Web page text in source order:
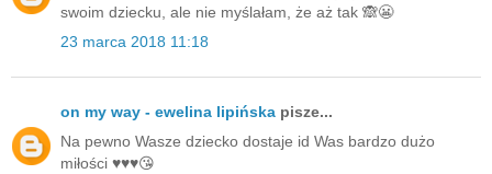
swoim dziecku, ale nie myślałam, że aż tak 🙈😬
23 marca 2018 11:18
on my way - ewelina lipińska pisze...
Na pewno Wasze dziecko dostaje id Was bardzo dużo
miłości ♥️♥️♥️😘